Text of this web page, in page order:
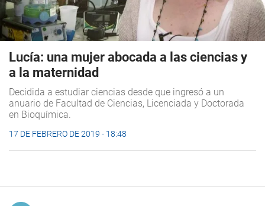
Lucía: una mujer abocada a las ciencias y
a la maternidad
Decidida a estudiar ciencias desde que ingresó a un
anuario de Facultad de Ciencias, Licenciada y Doctorada
en Bioquímica.
17 DE FEBRERO DE 2019 - 18:48